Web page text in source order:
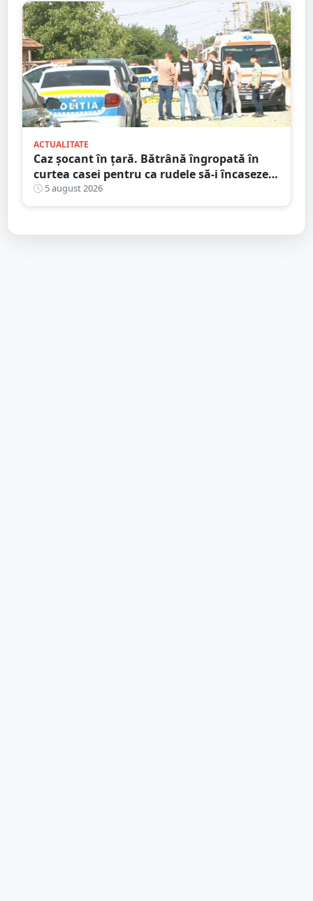
ACTUALITATE
Caz șocant în țară. Bătrână îngropată în
curtea casei pentru ca rudele să-i încaseze
pensia
5 august 2026